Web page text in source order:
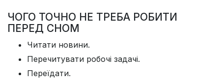
ЧОГО ТОЧНО НЕ ТРЕБА РОБИТИ
ПЕРЕД СНОМ
Читати новини.
Перечитувати робочі задачі.
Переїдати.